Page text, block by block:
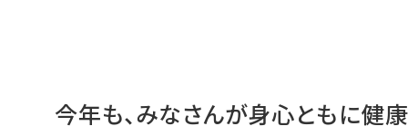
今年も、みなさんが身心ともに健